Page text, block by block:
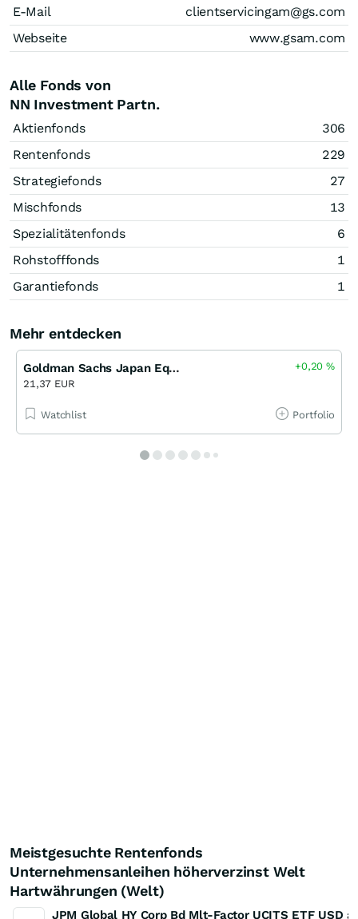
E-Mail
clientservicingam@gs.com
Webseite
www.gsam.com
Alle Fonds von
NN Investment Partn.
Aktienfonds
306
Rentenfonds
229
Strategiefonds
27
Mischfonds
13
Spezialitätenfonds
6
Rohstofffonds
1
Garantiefonds
1
Mehr entdecken
Goldman Sachs Japan Equity Portfolio EA S
21,37 EUR
+0,20%
Watchlist Portfolio
Meistgesuchte Rentenfonds
Unternehmensanleihen höherverzinst Welt
Hartwährungen (Welt)
JPM Global HY Corp Bd Mlt-Factor UCITS ETF USD